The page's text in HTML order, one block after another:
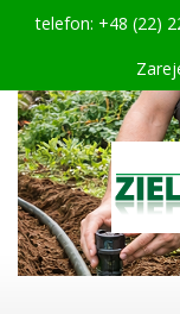
telefon: +48 (22)